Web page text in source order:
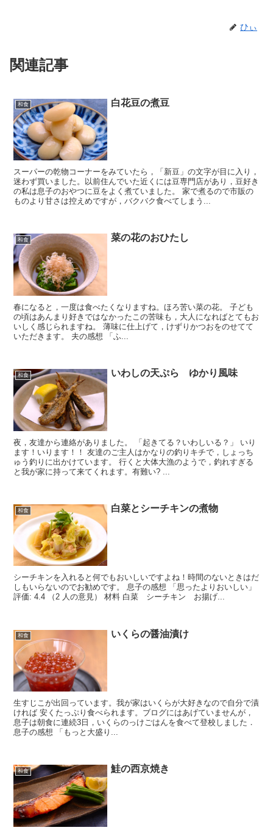
ひぃ
関連記事
和食 白花豆の煮豆
スーパーの乾物コーナーをみていたら，「新豆」の文字が目に入り，
迷わず買いました。以前住んでいた近くには豆専門店があり，豆好き
の私は息子のおやつに豆をよく煮ていました。 家で煮るので市販の
ものより甘さは控えめですが，バクバク食べてしまう...
和食 菜の花のおひたし
春になると，一度は食べたくなりますね。ほろ苦い菜の花。 子ども
の頃はあんまり好きではなかったこの苦味も，大人になればとてもお
いしく感じられますね。 薄味に仕上げて，けずりかつおをのせてて
いただきます。 夫の感想 「ふ...
和食 いわしの天ぷら ゆかり風味
夜，友達から連絡がありました。 「起きてる？いわしいる？」 いり
ます！いります！！ 友達のご主人はかなりの釣りキチで，しょっち
ゅう釣りに出かけています。 行くと大体大漁のようで，釣れすぎる
と我が家に持って来てくれます。有難い? ...
和食 白菜とシーチキンの煮物
シーチキンを入れると何でもおいしいですよね！時間のないときはだ
しもいらないのでお勧めです。 息子の感想 「思ったよりおいしい」
評価: 4.4 （2 人の意見） 材料 白菜 シーチキン お揚げ...
和食 いくらの醤油漬け
生すじこが出回っています。我が家はいくらが大好きなので自分で漬
ければ 安くたっぷり食べられます。ブログにはあげていませんが，
息子は朝食に連続3日，いくらのっけごはんを食べて登校しました．
息子の感想 「もっと大盛り...
和食 鮭の西京焼き